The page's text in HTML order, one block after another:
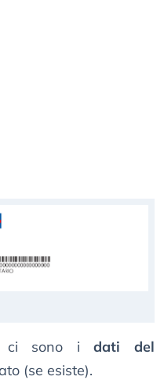
ci sono idati del
(se esiste).